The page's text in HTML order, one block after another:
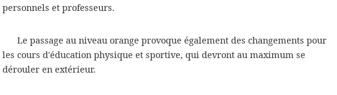
personnels et professeurs.
Le passage au niveau orange provoque également des changements pour
les cours d'éducation physique et sportive, qui devront au maximum se
dérouler en extérieur.